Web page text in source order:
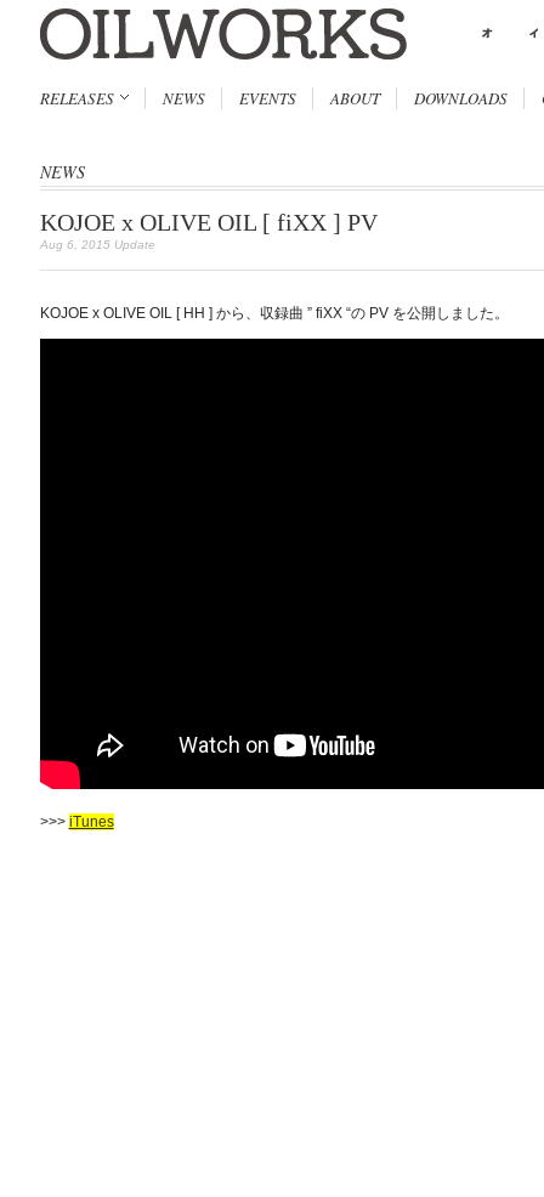
RELEASES NEWS EVENTS ABOUT DOWNLOADS
NEWS
KOJOE x OLIVE OIL [ fiXX ] PV
Aug 6, 2015 Update
KOJOE x OLIVE OIL [ HH ] から、収録曲 ” fiXX “の PV を公開しました。
>>> iTunes